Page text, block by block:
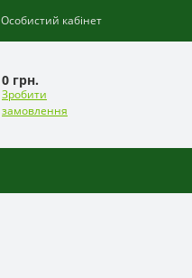
Особистий кабінет
0 грн.
Зробити
замовлення